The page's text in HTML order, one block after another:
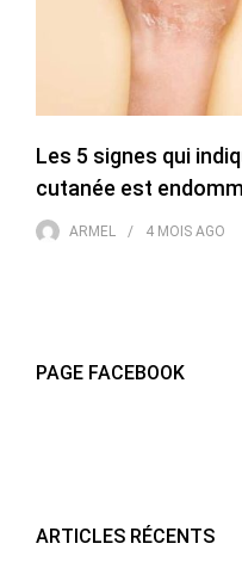
Les 5 signes qui
cutanée est
ARMEL 4 MOIS AGO
PAGE FACEBOOK
ARTICLES RÉCENTS